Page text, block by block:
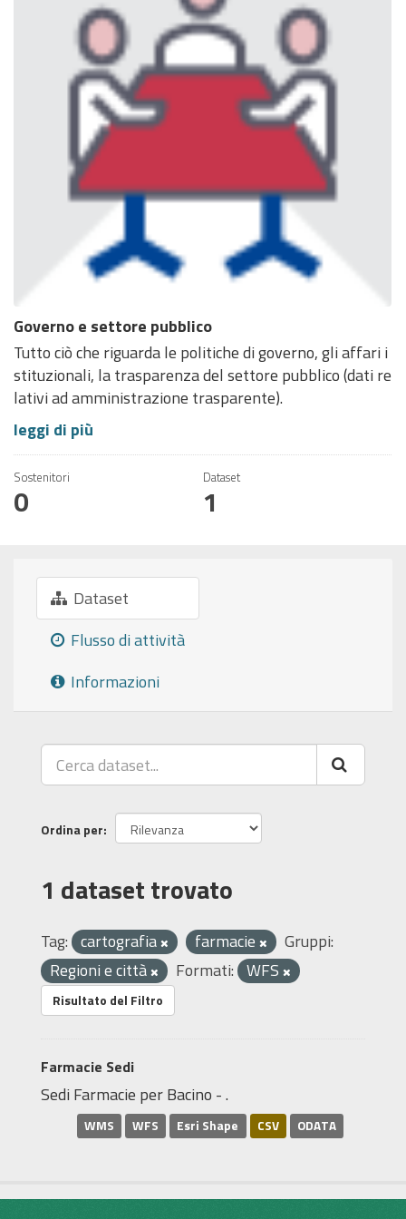
Governo e settore pubblico
Tutto ciò che riguarda le politiche di governo, gli affari i
stituzionali, la trasparenza del settore pubblico (dati re
lativi ad amministrazione trasparente).
leggi di più
Sostenitori
0
Dataset
1
Dataset
Flusso di attività
Informazioni
Ordina per
1 dataset trovato
Tag: cartografia farmacie
Gruppi:
Regioni e città
Formati: WFS
Risultato del Filtro
Farmacie Sedi
Sedi Farmacie per Bacino - .
WMS WFS Esri Shape CSV ODATA